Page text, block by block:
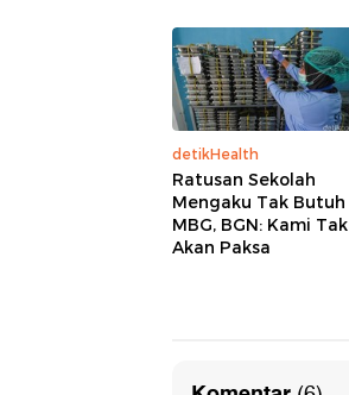
detikHealth
Ratusan Sekolah
Mengaku Tak Butuh
MBG, BGN: Kami Tak
Akan Paksa